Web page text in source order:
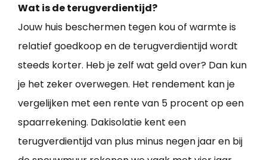
Wat is de terugverdientijd?
Jouw huis beschermen tegen kou of warmte is
relatief goedkoop en de terugverdientijd wordt
steeds korter. Heb je zelf wat geld over? Dan kun
je het zeker overwegen. Het rendement kan je
vergelijken met een rente van 5 procent op een
spaarrekening. Dakisolatie kent een
terugverdientijd van plus minus negen jaar en bij